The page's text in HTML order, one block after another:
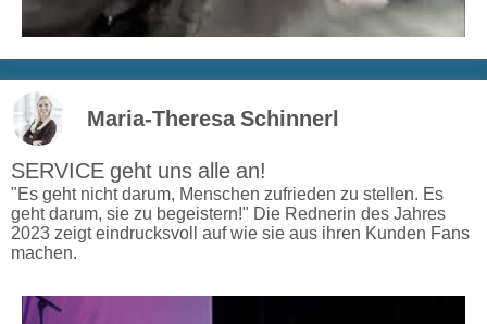
Maria-Theresa Schinnerl
SERVICE geht uns alle an!
"Es geht nicht darum, Menschen zufrieden zu stellen. Es
geht darum, sie zu begeistern!" Die Rednerin des Jahres
2023 zeigt eindrucksvoll auf wie sie aus ihren Kunden Fans
machen.